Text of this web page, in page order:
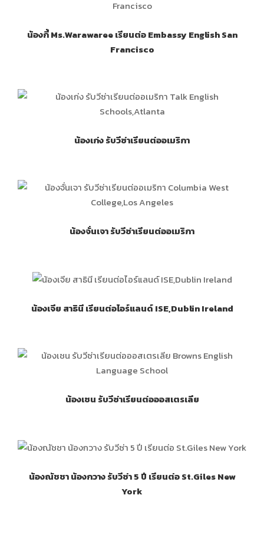
น้องกี้ Ms.Warawaree เรียนต่อ Embassy English San
Francisco
น้องเก่ง รับวีซ่าเรียนต่ออเมริกา
น้องจั่นเจา รับวีซ่าเรียนต่ออเมริกา
น้องเจีย สาธินี เรียนต่อไอร์แลนด์ ISE,Dublin Ireland
น้องเชน รับวีซ่าเรียนต่อออสเตรเลีย
น้องณัชชา น้องกวาง รับวีซ่า 5 ปี เรียนต่อ St.Giles New
York